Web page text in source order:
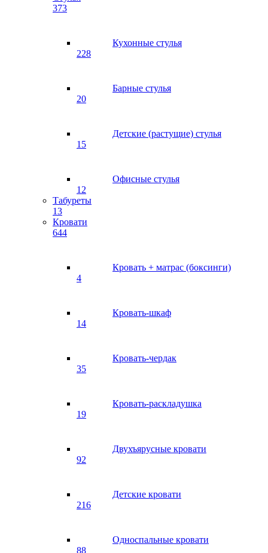
373
Кухонные стулья
228
Барные стулья
20
Детские (растущие) стулья
15
Офисные стулья
12
Табуреты
13
Кровати
644
Кровать + матрас (боксинги)
4
Кровать-шкаф
14
Кровать-чердак
35
Кровать-раскладушка
19
Двухъярусные кровати
92
Детские кровати
216
Односпальные кровати
88